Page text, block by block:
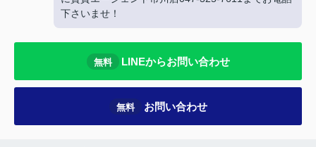
下さいませ！
無料 LINEからお問い合わせ
無料 お問い合わせ